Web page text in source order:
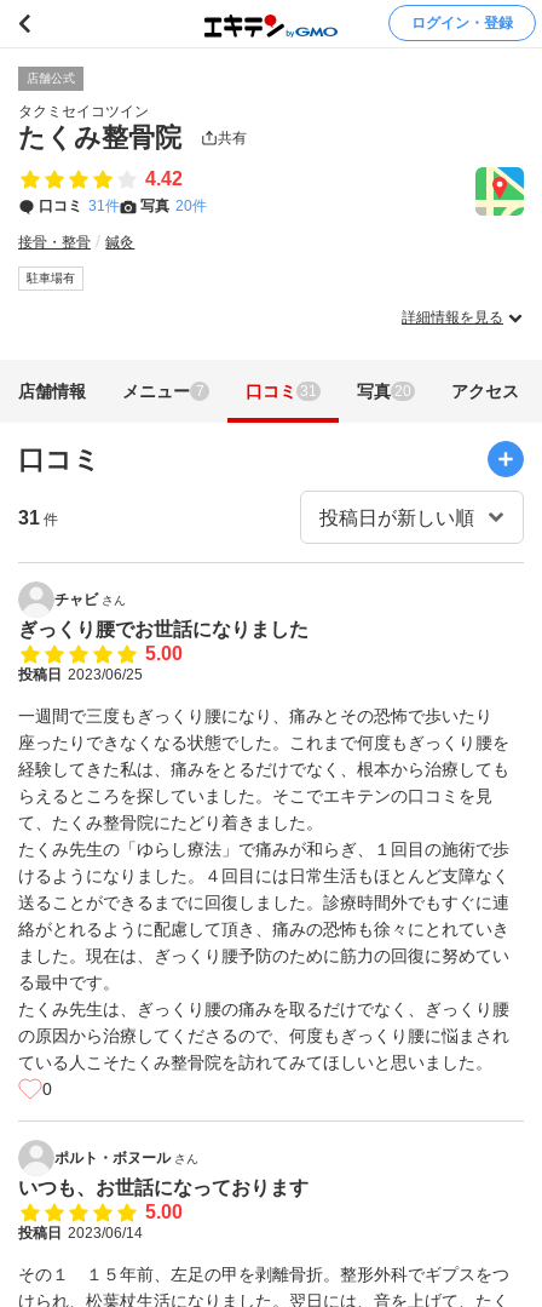
ログイン・登録
店舗公式
タクミセイコツイン
たくみ整骨院 共有
4.42
口コミ 31件 写真 20件
接骨・整骨 鍼灸
駐車場有
詳細情報を見る
店舗情報 メニュー 7 口コミ 31 写真 20 アクセス
口コミ
31 件
チャビ さん
ぎっくり腰でお世話になりました
5.00
投稿日 2023/06/25
一週間で三度もぎっくり腰になり、痛みとその恐怖で歩いたり
座ったりできなくなる状態でした。これまで何度もぎっくり腰を
経験してきた私は、痛みをとるだけでなく、根本から治療しても
らえるところを探していました。そこでエキテンの口コミを見
て、たくみ整骨院にたどり着きました。
たくみ先生の「ゆらし療法」で痛みが和らぎ、１回目の施術で歩
けるようになりました。４回目には日常生活もほとんど支障なく
送ることができるまでに回復しました。診療時間外でもすぐに連
絡がとれるように配慮して頂き、痛みの恐怖も徐々にとれていき
ました。現在は、ぎっくり腰予防のために筋力の回復に努めてい
る最中です。
たくみ先生は、ぎっくり腰の痛みを取るだけでなく、ぎっくり腰
の原因から治療してくださるので、何度もぎっくり腰に悩まされ
ている人こそたくみ整骨院を訪れてみてほしいと思いました。
0
ポルト・ボヌール さん
いつも、お世話になっております
5.00
投稿日 2023/06/14
その１ １５年前、左足の甲を剥離骨折。整形外科でギプスをつ
けられ、松葉杖生活になりました。翌日には、音を上げて、たく